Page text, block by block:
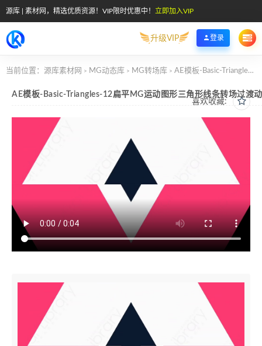
源库 | 素材网，精选优质资源！VIP限时优惠中！ 立即加入VIP
升级VIP 登录
当前位置： 源库素材网 > MG动态库 > MG转场库 > AE模板-Basic-Triangles-12扁平MG运动图形三角形线条转场过渡动画
喜欢收藏:
AE模板-Basic-Triangles-12扁平MG运动图形三角形线条转场过渡